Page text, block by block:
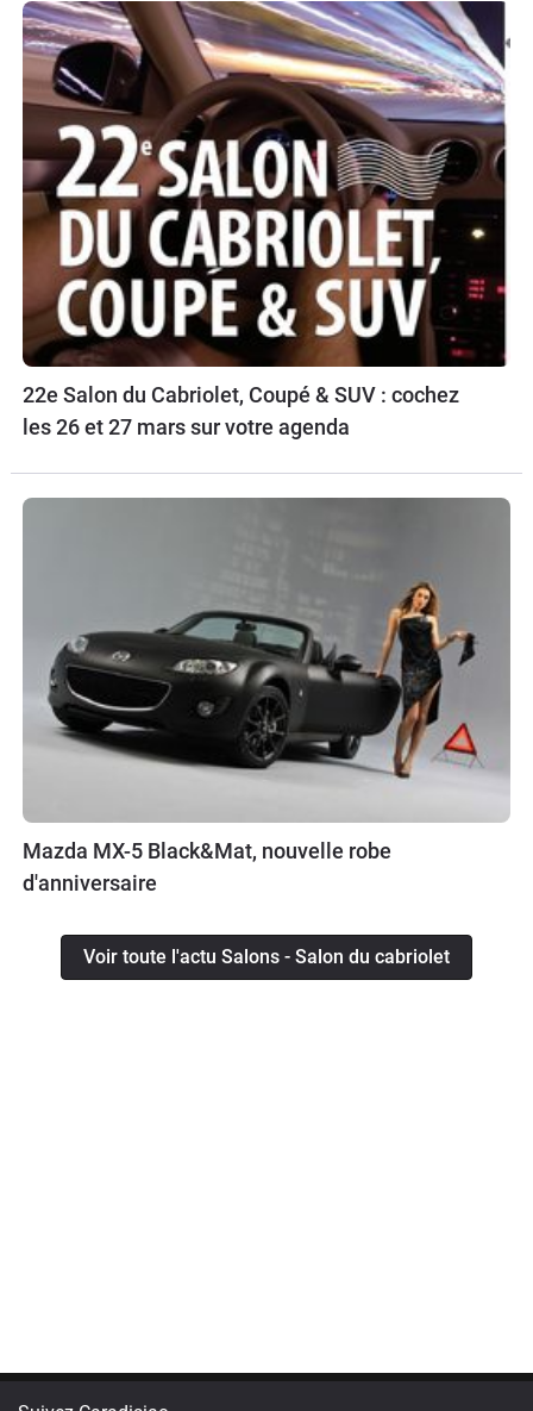
22e Salon du Cabriolet, Coupé & SUV : cochez
les 26 et 27 mars sur votre agenda
Mazda MX-5 Black&Mat, nouvelle robe
d'anniversaire
Voir toute l'actu Salons - Salon du cabriolet